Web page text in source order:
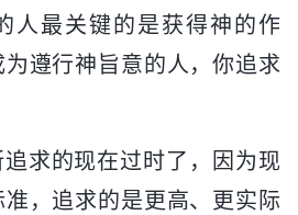
人最关键的是获得神的作
遵行神旨意的人，你追求
求的现在过时了，因为现
，追求的是更高、更实际